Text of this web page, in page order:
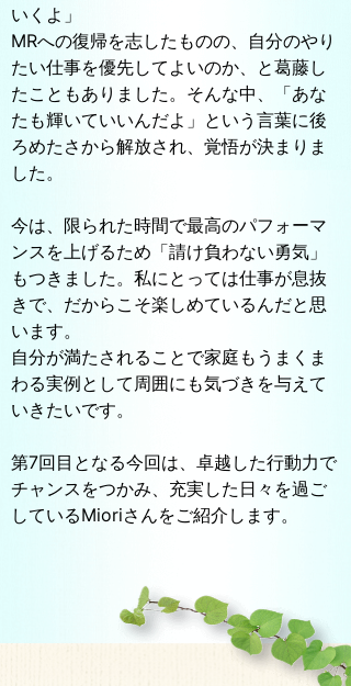
いくよ」
MRへの復帰を志したものの、自分のやり
たい仕事を優先してよいのか、と葛藤し
たこともありました。そんな中、「あな
たも輝いていいんだよ」という言葉に後
ろめたさから解放され、覚悟が決まりま
した。
今は、限られた時間で最高のパフォーマ
ンスを上げるため「請け負わない勇気」
もつきました。私にとっては仕事が息抜
きで、だからこそ楽しめているんだと思
います。
自分が満たされることで家庭もうまくま
わる実例として周囲にも気づきを与えて
いきたいです。
第7回目となる今回は、卓越した行動力で
チャンスをつかみ、充実した日々を過ご
しているMioriさんをご紹介します。